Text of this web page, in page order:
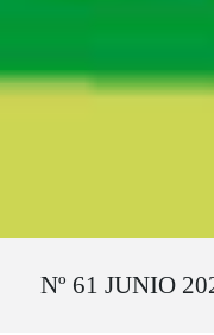
Nº 61 JUNIO